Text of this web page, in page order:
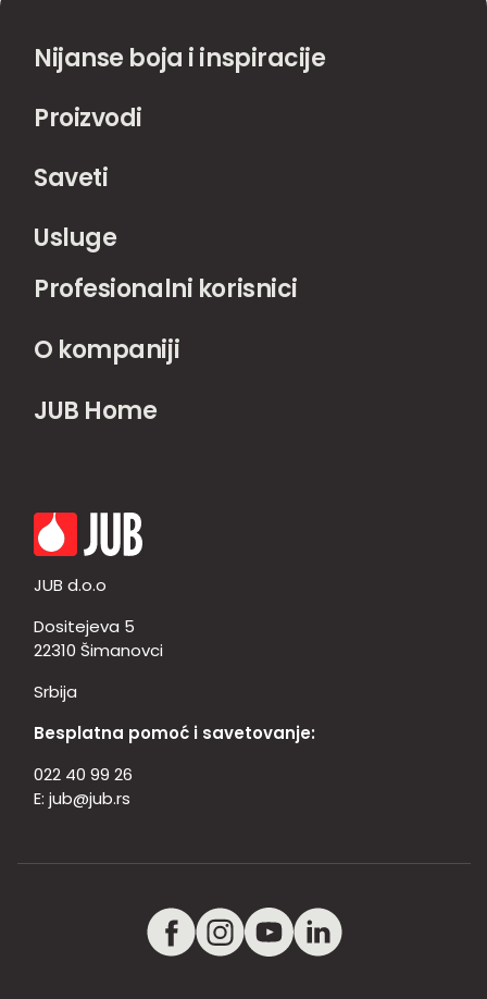
Nijanse boja i inspiracije
Proizvodi
Saveti
Usluge
Profesionalni korisnici
O kompaniji
JUB Home
JUB d.o.o
Dositejeva 5
22310 Šimanovci
Srbija
Besplatna pomoć i savetovanje:
022 40 99 26
E: jub@jub.rs